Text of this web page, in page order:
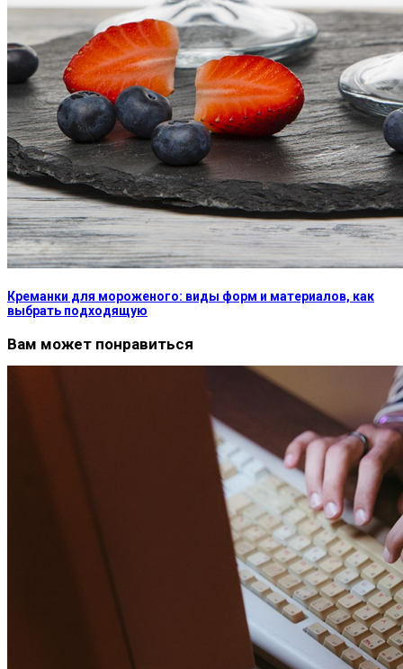
Креманки для мороженого: виды форм и материалов, как
выбрать подходящую
Вам может понравиться